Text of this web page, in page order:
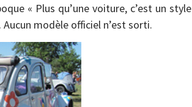
« Plus qu’une voiture, c’est un style
modèle officiel n’est sorti.